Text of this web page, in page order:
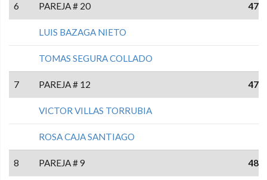
6 PAREJA # 20 47
LUIS BAZAGA NIETO
TOMAS SEGURA COLLADO
7 PAREJA # 12 47
VICTOR VILLAS TORRUBIA
ROSA CAJA SANTIAGO
8 PAREJA # 9 48